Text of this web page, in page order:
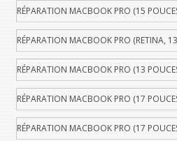
RÉPARATION MACBOOK PRO (15
RÉPARATION MACBOOK PRO (RETINA,
RÉPARATION MACBOOK PRO (13
RÉPARATION MACBOOK PRO (17
RÉPARATION MACBOOK PRO (17